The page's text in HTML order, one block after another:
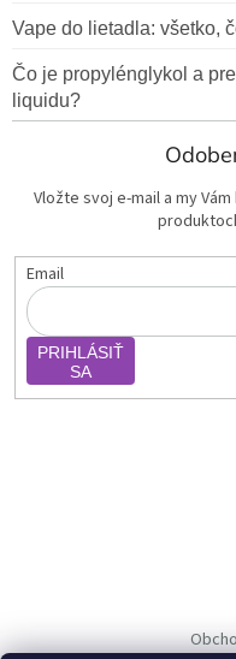
Vape do lietadla: všetko,
Čo je propylénglykol a
liquidu?
Vložte svoj e-mail a my
Email
PRIHLÁSIŤ
SA